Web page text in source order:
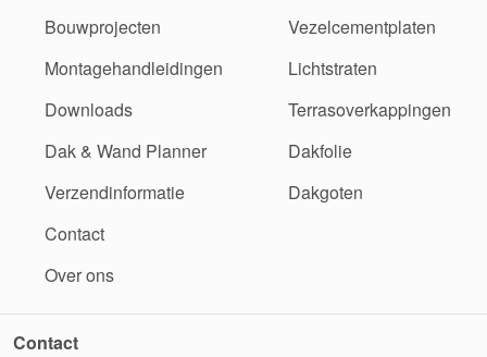
Bouwprojecten
Montagehandleidingen
Downloads
Dak & Wand Planner
Verzendinformatie
Contact
Over ons
Vezelcementplaten
Lichtstraten
Terrasoverkappingen
Dakfolie
Dakgoten
Contact